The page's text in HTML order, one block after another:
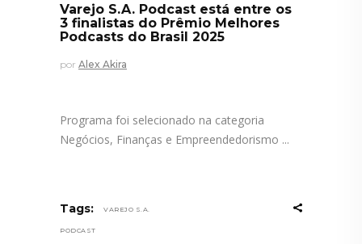
Varejo S.A. Podcast está entre os
3 finalistas do Prêmio Melhores
Podcasts do Brasil 2025
por Alex Akira
Programa foi selecionado na categoria
Negócios, Finanças e Empreendedorismo
Tags: VAREJO S.A.
PODCAST